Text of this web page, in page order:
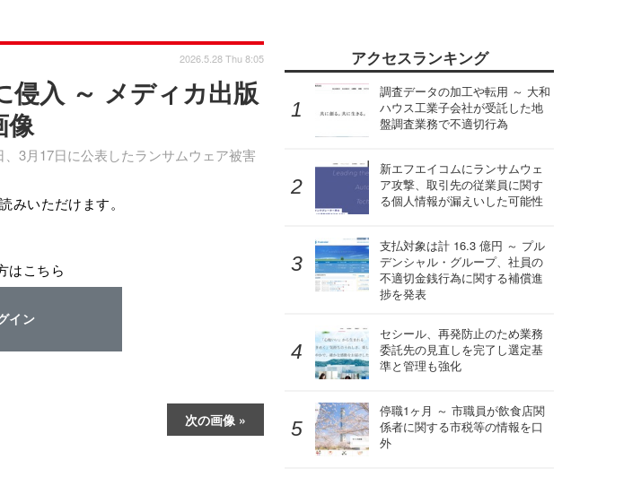
侵入 ～ メディカ出版
像
3月17日に公表したランサムウェア被害
2026.5.28 Thu 8:05
みいただけます。
はこちら
イン
次の画像
アクセスランキング
調査データの加工や転用 ～ 大和
ハウス工業子会社が受託した地
盤調査業務で不適切行為
新エフエイコムにランサムウェ
ア攻撃、取引先の従業員に関す
る個人情報が漏えいした可能性
支払対象は計 16.3 億円 ～ プル
デンシャル・グループ、社員の
不適切金銭行為に関する補償進
捗を発表
セシール、再発防止のため業務
委託先の見直しを完了し選定基
準と管理も強化
停職1ヶ月 ～ 市職員が飲食店関
係者に関する市税等の情報を口
外